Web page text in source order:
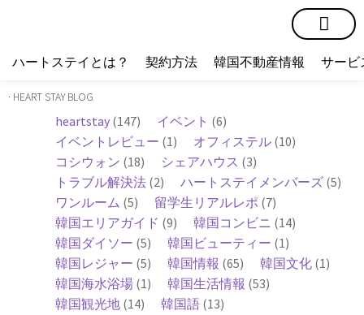
ハートステイとは？ 契約方法 韓国不動産情報 サービ
· HEART STAY BLOG
heartstay (147) イベント (6)
イベントレビュー (1) オフィステル (10)
コシウォン (18) シェアハウス (3)
トラブル解決法 (2) ハートステイメンバーズ (5)
ワンルーム (5) 留学生リアルレポ (7)
韓国エリアガイド (9) 韓国コンビニ (14)
韓国ダイソー (5) 韓国ビューティー (1)
韓国レジャー (5) 韓国情報 (65) 韓国文化 (1)
韓国海水浴場 (1) 韓国生活情報 (53)
韓国観光地 (14) 韓国語 (13)